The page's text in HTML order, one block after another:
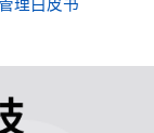
理白皮书